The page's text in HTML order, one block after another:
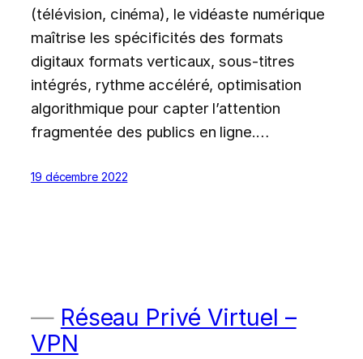
(télévision, cinéma), le vidéaste numérique
maîtrise les spécificités des formats
digitaux formats verticaux, sous-titres
intégrés, rythme accéléré, optimisation
algorithmique pour capter l’attention
fragmentée des publics en ligne.…
19 décembre 2022
Réseau Privé Virtuel –
VPN